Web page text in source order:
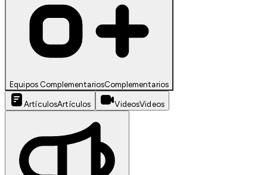
Equipos ComplementariosComplementarios
ArtículosArtículos VideosVideos